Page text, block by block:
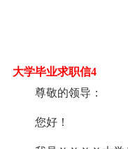
大学毕业求职信4
尊敬的领导：
您好！